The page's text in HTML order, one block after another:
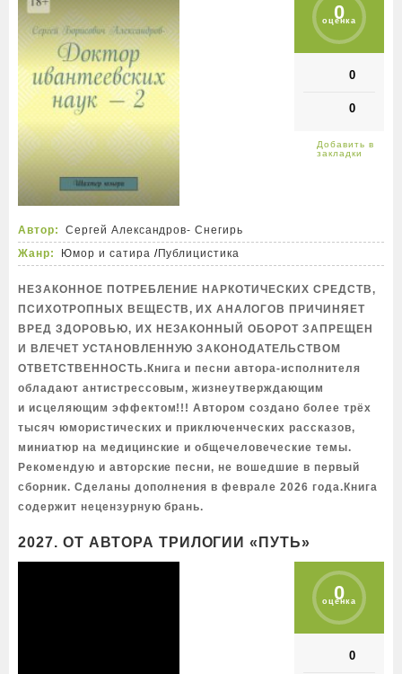
0
оценка
0
0
Автор:
Сергей Александров- Снегирь
Жанр:
Юмор и сатира /Публицистика
НЕЗАКОННОЕ ПОТРЕБЛЕНИЕ НАРКОТИЧЕСКИХ СРЕДСТВ,
ПСИХОТРОПНЫХ ВЕЩЕСТВ, ИХ АНАЛОГОВ ПРИЧИНЯЕТ
ВРЕД ЗДОРОВЬЮ, ИХ НЕЗАКОННЫЙ ОБОРОТ ЗАПРЕЩЕН
И ВЛЕЧЕТ УСТАНОВЛЕННУЮ ЗАКОНОДАТЕЛЬСТВОМ
ОТВЕТСТВЕННОСТЬ.Книга и песни автора-исполнителя
обладают антистрессовым, жизнеутверждающим
и исцеляющим эффектом!!! Автором создано более трёх
тысяч юмористических и приключенческих рассказов,
миниатюр на медицинские и общечеловеческие темы.
Рекомендую и авторские песни, не вошедшие в первый
сборник. Сделаны дополнения в феврале 2026 года.Книга
содержит нецензурную брань.
2027. ОТ АВТОРА ТРИЛОГИИ «ПУТЬ»
0
оценка
0